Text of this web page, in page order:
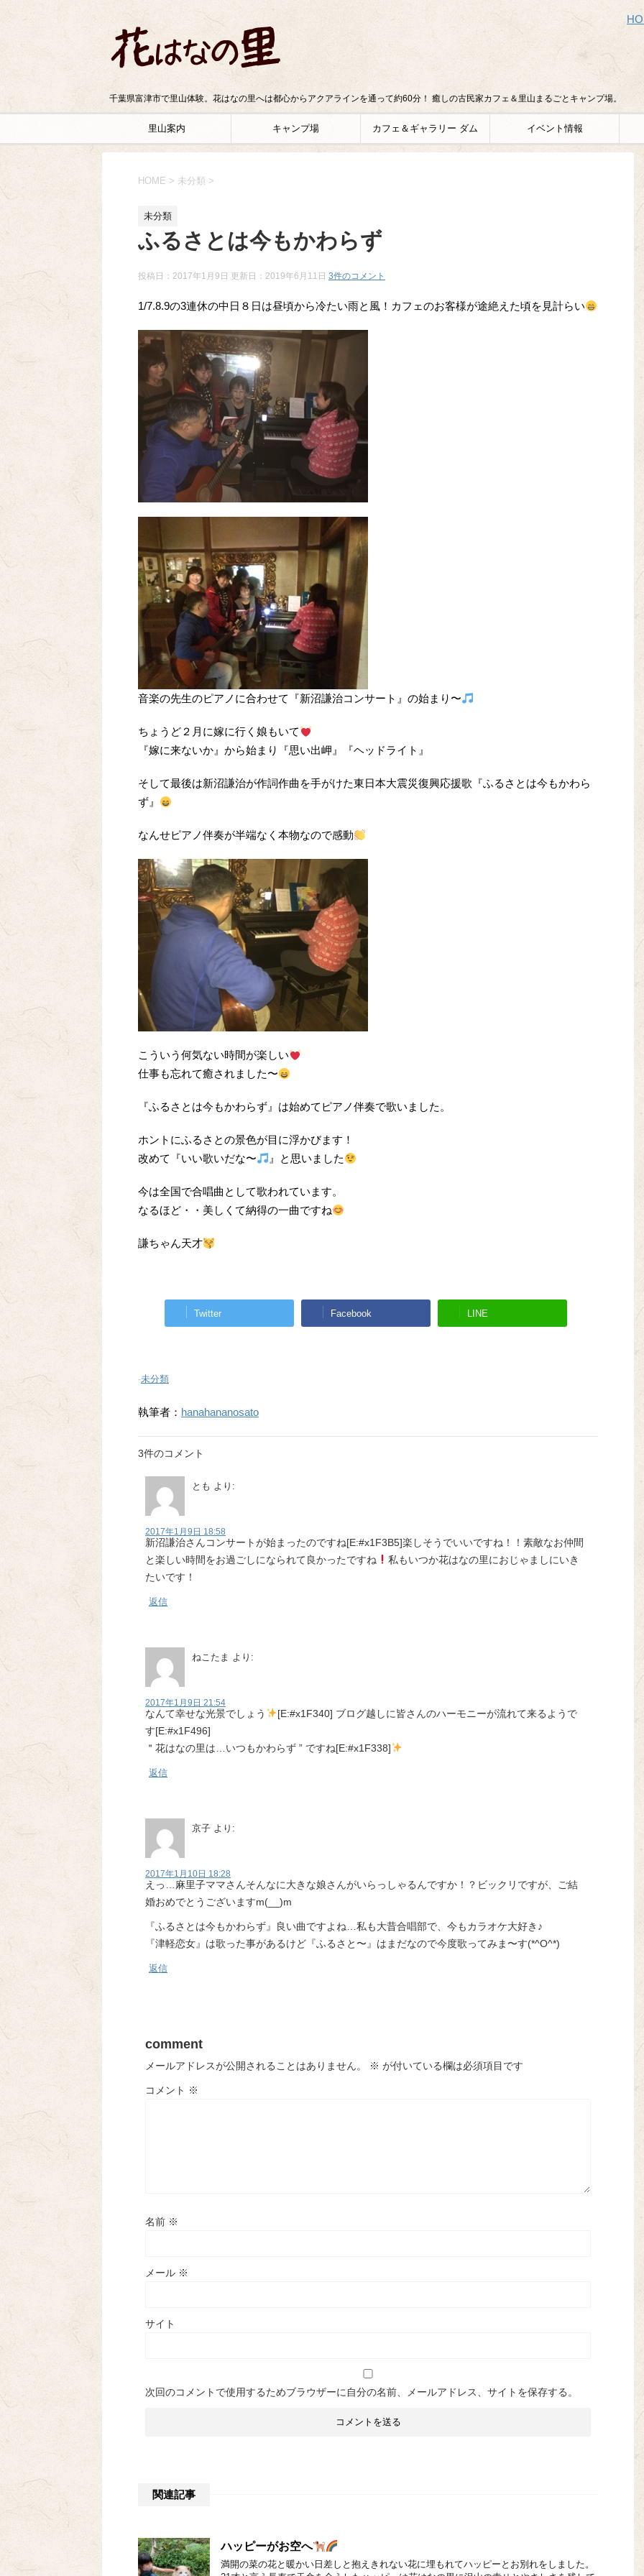
千葉県富津市で里山体験。花はなの里へは都心からアクアラインを通って約60分！ 癒しの古民家カフェ＆里山まるごとキャンプ場。
里山案内 キャンプ場 カフェ＆ギャラリー ダム イベント情報
HOME > 未分類 >
未分類
ふるさとは今もかわらず
投稿日：2017年1月9日 更新日： 2019年6月11日 3件のコメント
1/7.8.9の3連休の中日８日は昼頃から冷たい雨と風！カフェのお客様が途絶えた頃を見計らい
音楽の先生のピアノに合わせて『新沼謙治コンサート』の始まり〜
ちょうど２月に嫁に行く娘もいて
『嫁に来ないか』から始まり『思い出岬』『ヘッドライト』
そして最後は新沼謙治が作詞作曲を手がけた東日本大震災復興応援歌『ふるさとは今もかわら
ず』
なんせピアノ伴奏が半端なく本物なので感動
こういう何気ない時間が楽しい
仕事も忘れて癒されました〜
『ふるさとは今もかわらず』は始めてピアノ伴奏で歌いました。
ホントにふるさとの景色が目に浮かびます！
改めて『いい歌いだな〜
』と思いました
今は全国で合唱曲として歌われています。
なるほど・・美しくて納得の一曲ですね
謙ちゃん天才
Twitter Facebook LINE
-未分類
執筆者： hanahananosato
3件のコメント
とも より:
2017年1月9日 18:58
新沼謙治さんコンサートが始まったのですね[E:#x1F3B5]楽しそうでいいですね！！素敵なお仲間
と楽しい時間をお過ごしになられて良かったですね
私もいつか花はなの里におじゃましにいき
たいです！
返信
ねこたま より:
2017年1月9日 21:54
なんて幸せな光景でしょう
[E:#x1F340] ブログ越しに皆さんのハーモニーが流れて来るようで
す[E:#x1F496]
＂花はなの里は…いつもかわらず ” ですね[E:#x1F338]
返信
京子 より:
2017年1月10日 18:28
えっ…麻里子ママさんそんなに大きな娘さんがいらっしゃるんですか！？ビックリですが、ご結
婚おめでとうございますm(__)m
『ふるさとは今もかわらず』良い曲ですよね…私も大昔合唱部で、今もカラオケ大好き♪
『津軽恋女』は歌った事があるけど『ふるさと〜』はまだなので今度歌ってみま〜す(*^O^*)
返信
comment
メールアドレスが公開されることはありません。 ※ が付いている欄は必須項目です
コメント ※
名前 ※
メール ※
サイト
次回のコメントで使用するためブラウザーに自分の名前、メールアドレス、サイトを保存する。
関連記事
ハッピーがお空へ
満開の菜の花と暖かい日差しと抱えきれない花に埋もれてハッピーとお別れをしました。